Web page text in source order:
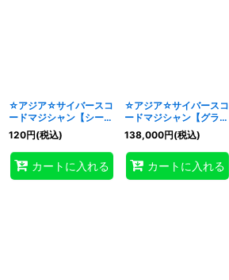
☆アジア☆サイバースコ
ードマジシャン【シーク
レット】{アジアLOCH-
JP017}《儀式》
120円(税込)
カートに入れる
☆アジア☆サイバースコ
ードマジシャン【グラン
ドマスター】{アジア
LOCH-JP017}《儀式》
138,000円(税込)
カートに入れる